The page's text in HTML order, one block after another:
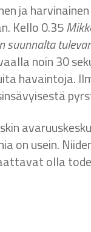
ja
Kello 0.35
suunnalta
noin 30
havaintoja.
usein.
olla